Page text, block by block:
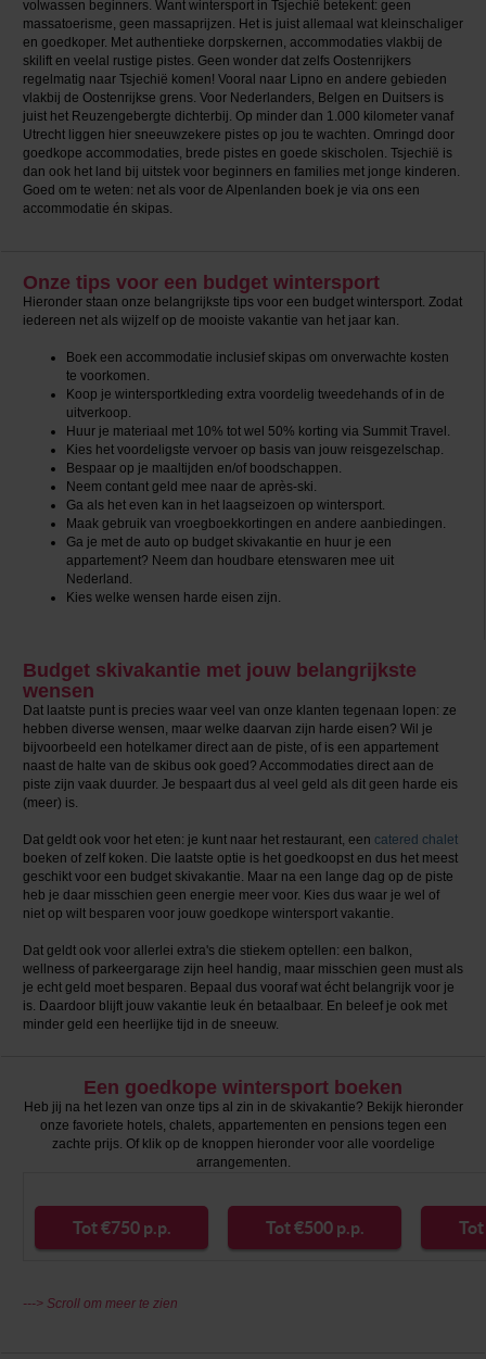
volwassen beginners. Want wintersport in Tsjechië betekent: geen
massatoerisme, geen massaprijzen. Het is juist allemaal wat kleinschaliger
en goedkoper. Met authentieke dorpskernen, accommodaties vlakbij de
skilift en veelal rustige pistes. Geen wonder dat zelfs Oostenrijkers
regelmatig naar Tsjechië komen! Vooral naar Lipno en andere gebieden
vlakbij de Oostenrijkse grens. Voor Nederlanders, Belgen en Duitsers is
juist het Reuzengebergte dichterbij. Op minder dan 1.000 kilometer vanaf
Utrecht liggen hier sneeuwzekere pistes op jou te wachten. Omringd door
goedkope accommodaties, brede pistes en goede skischolen. Tsjechië is
dan ook het land bij uitstek voor beginners en families met jonge kinderen.
Goed om te weten: net als voor de Alpenlanden boek je via ons een
accommodatie én skipas.
Onze tips voor een budget wintersport
Hieronder staan onze belangrijkste tips voor een budget wintersport. Zodat
iedereen net als wijzelf op de mooiste vakantie van het jaar kan.
Boek een accommodatie inclusief skipas om onverwachte kosten
te voorkomen.
Koop je wintersportkleding extra voordelig tweedehands of in de
uitverkoop.
Huur je materiaal met 10% tot wel 50% korting via Summit Travel.
Kies het voordeligste vervoer op basis van jouw reisgezelschap.
Bespaar op je maaltijden en/of boodschappen.
Neem contant geld mee naar de après-ski.
Ga als het even kan in het laagseizoen op wintersport.
Maak gebruik van vroegboekkortingen en andere aanbiedingen.
Ga je met de auto op budget skivakantie en huur je een
appartement? Neem dan houdbare etenswaren mee uit
Nederland.
Kies welke wensen harde eisen zijn.
Budget skivakantie met jouw belangrijkste
wensen
Dat laatste punt is precies waar veel van onze klanten tegenaan lopen: ze
hebben diverse wensen, maar welke daarvan zijn harde eisen? Wil je
bijvoorbeeld een hotelkamer direct aan de piste, of is een appartement
naast de halte van de skibus ook goed? Accommodaties direct aan de
piste zijn vaak duurder. Je bespaart dus al veel geld als dit geen harde eis
(meer) is.
Dat geldt ook voor het eten: je kunt naar het restaurant, een catered chalet
boeken of zelf koken. Die laatste optie is het goedkoopst en dus het meest
geschikt voor een budget skivakantie. Maar na een lange dag op de piste
heb je daar misschien geen energie meer voor. Kies dus waar je wel of
niet op wilt besparen voor jouw goedkope wintersport vakantie.
Dat geldt ook voor allerlei extra's die stiekem optellen: een balkon,
wellness of parkeergarage zijn heel handig, maar misschien geen must als
je echt geld moet besparen. Bepaal dus vooraf wat écht belangrijk voor je
is. Daardoor blijft jouw vakantie leuk én betaalbaar. En beleef je ook met
minder geld een heerlijke tijd in de sneeuw.
Een goedkope wintersport boeken
Heb jij na het lezen van onze tips al zin in de skivakantie? Bekijk hieronder
onze favoriete hotels, chalets, appartementen en pensions tegen een
zachte prijs. Of klik op de knoppen hieronder voor alle voordelige
arrangementen.
Tot €750 p.p. Tot €500 p.p.
---> Scroll om meer te zien